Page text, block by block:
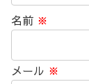
名前 ※
メール ※